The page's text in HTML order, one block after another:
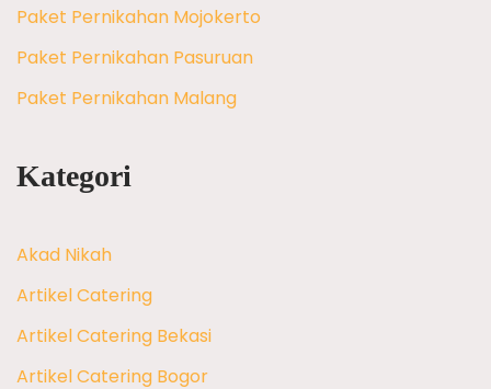
Paket Pernikahan Mojokerto
Paket Pernikahan Pasuruan
Paket Pernikahan Malang
Kategori
Akad Nikah
Artikel Catering
Artikel Catering Bekasi
Artikel Catering Bogor